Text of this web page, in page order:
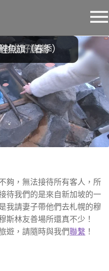
友好旅遊
夠，無法接待所有客人，所
待我們的是來自新加坡的一
我請妻子帶他們去札幌的穆
斯林友善場所還真不少！
遊，請隨時與我們聯繫 ！
魚旗（春季）